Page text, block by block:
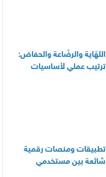
اللهّاية والرضّاعة والحفاض:
ترتيب عملي لأساسيات
تطبيقات ومنصات رقمية
شائعة بين مستخدمي